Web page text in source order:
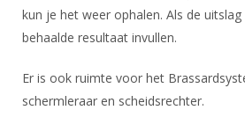
Handleiding
Commissies
Leden van Verdiensten
Inschrijven
Reglementen
Materiaal
Schermpaspoort
SBT
Atletencommissie
Voor coaches en leraren
Nationale opleidingen
kun je het weer ophalen. Als de
behaalde resultaat invullen.
Er is ook ruimte voor het
schermleraar en scheidsrechter.